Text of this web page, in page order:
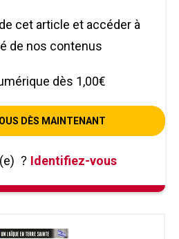
cet article et accéder à
de nos contenus
dès 1,00€
DÈS MAINTENANT
? Identifiez-vous